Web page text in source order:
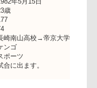
WTB11
1982年5月15日
23歳